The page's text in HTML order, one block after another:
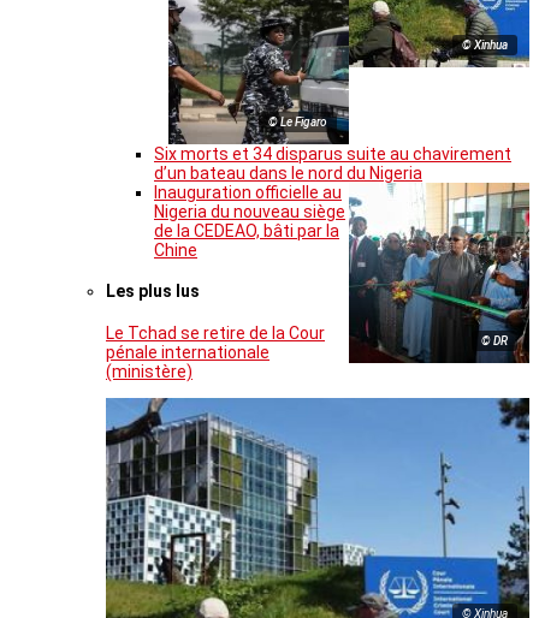
© Xinhua
© Le Figaro
Six morts et 34 disparus suite au chavirement
d’un bateau dans le nord du Nigeria
© DR
Inauguration officielle au
Nigeria du nouveau siège
de la CEDEAO, bâti par la
Chine
Les plus lus
Le Tchad se retire de la Cour
pénale internationale
(ministère)
© Xinhua